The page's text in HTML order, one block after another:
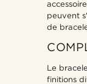
peuvent
de
Le
finitions